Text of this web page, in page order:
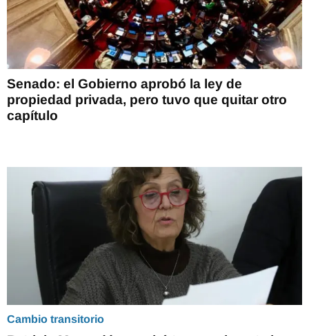
Senado: el Gobierno aprobó la ley de
propiedad privada, pero tuvo que quitar otro
capítulo
Cambio transitorio